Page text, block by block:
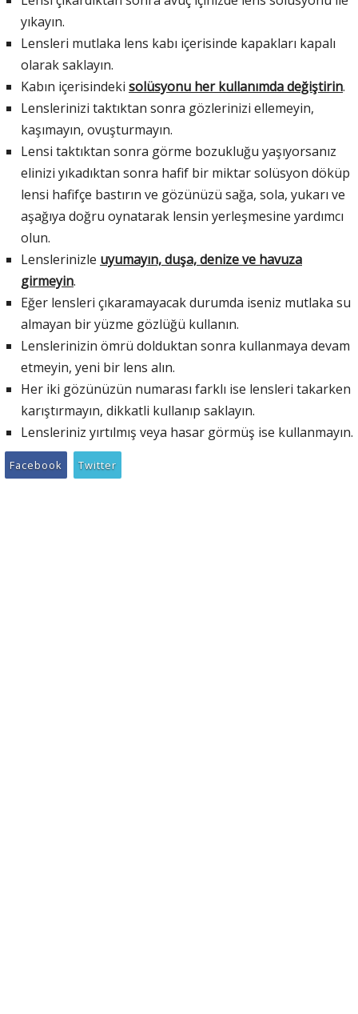
yıkayın.
Lensleri mutlaka lens kabı içerisinde kapakları kapalı
olarak saklayın.
Kabın içerisindeki solüsyonu her kullanımda değiştirin.
Lenslerinizi taktıktan sonra gözlerinizi ellemeyin,
kaşımayın, ovuşturmayın.
Lensi taktıktan sonra görme bozukluğu yaşıyorsanız
elinizi yıkadıktan sonra hafif bir miktar solüsyon döküp
lensi hafifçe bastırın ve gözünüzü sağa, sola, yukarı ve
aşağıya doğru oynatarak lensin yerleşmesine yardımcı
olun.
Lenslerinizle uyumayın, duşa, denize ve havuza
girmeyin.
Eğer lensleri çıkaramayacak durumda iseniz mutlaka su
almayan bir yüzme gözlüğü kullanın.
Lenslerinizin ömrü dolduktan sonra kullanmaya devam
etmeyin, yeni bir lens alın.
Her iki gözünüzün numarası farklı ise lensleri takarken
karıştırmayın, dikkatli kullanıp saklayın.
Lensleriniz yırtılmış veya hasar görmüş ise kullanmayın.
Facebook Twitter